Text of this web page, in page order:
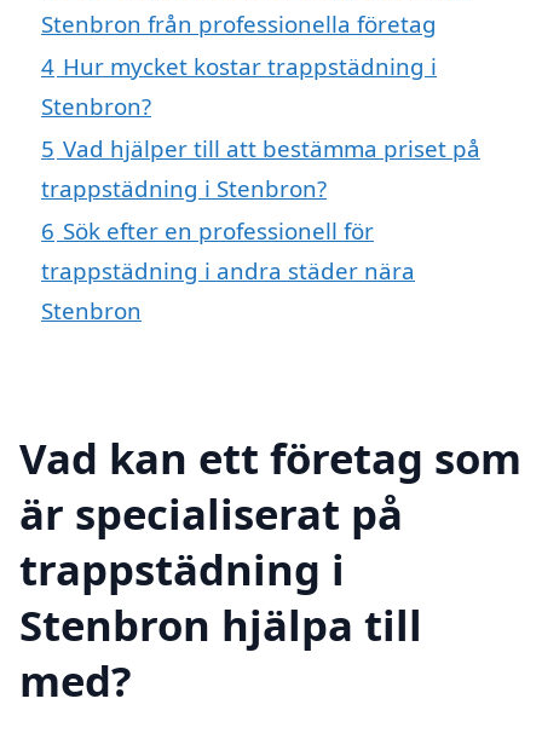
Stenbron från professionella företag
4 Hur mycket kostar trappstädning i
Stenbron?
5 Vad hjälper till att bestämma priset på
trappstädning i Stenbron?
6 Sök efter en professionell för
trappstädning i andra städer nära
Stenbron
Vad kan ett företag som
är specialiserat på
trappstädning i
Stenbron hjälpa till
med?